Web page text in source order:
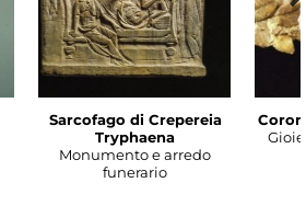
Sarcofago di Crepereia
Tryphaena
Monumento e arredo
funerario